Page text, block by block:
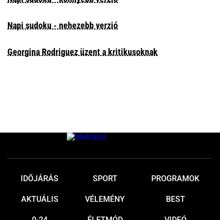
Napi sudoku - nehezebb verzió
Georgina Rodriguez üzent a kritikusoknak
IDŐJÁRÁS SPORT PROGRAMOK
AKTUÁLIS VÉLEMÉNY BEST